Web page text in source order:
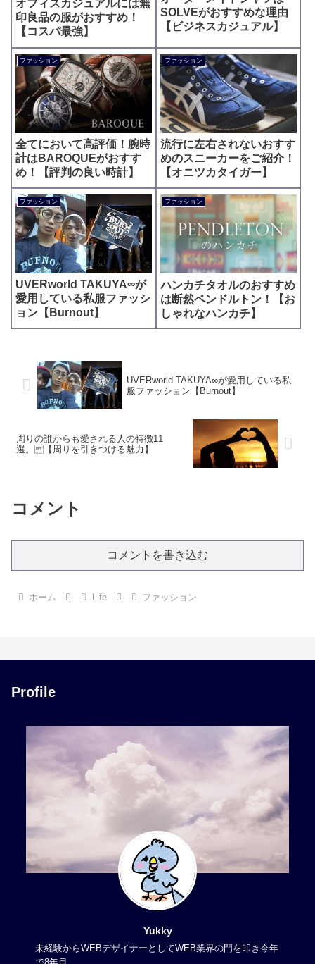
オフィスカジュアルには無
印良品の服がおすすめ！
【コスパ最強】
SOLVEがおすすめな理由
【ビジネスカジュアル】
ファッション
全てにおいて高評価！腕時
計はBAROQUEがおすす
め！【評判の良い時計】
ファッション
流行に左右されないおすす
めのスニーカーをご紹介！
【オニツカタイガー】
ファッション
UVERworld TAKUYA∞が
愛用している私服ファッシ
ョン【Burnout】
ファッション
ハンカチタオルのおすすめ
は断然ペンドルトン！【お
しゃれなハンカチ】
UVERworld TAKUYA∞が愛用している私
服ファッション【Burnout】
周りの誰からも愛される人の特徴11
選。【周りを引きつける魅力】
コメント
コメントを書き込む
ホーム Life ファッション
Profile
Yukky
未経験からWEBデザイナーとしてWEB業界の門を叩き今年